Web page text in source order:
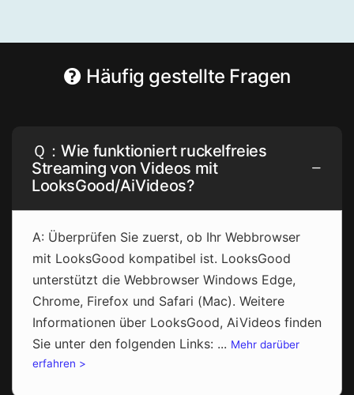
Häufig gestellte Fragen
Ｑ：Wie funktioniert ruckelfreies
Streaming von Videos mit
LooksGood/AiVideos?
A: Überprüfen Sie zuerst, ob Ihr Webbrowser
mit LooksGood kompatibel ist. LooksGood
unterstützt die Webbrowser Windows Edge,
Chrome, Firefox und Safari (Mac). Weitere
Informationen über LooksGood, AiVideos finden
Sie unter den folgenden Links: ... Mehr darüber
erfahren >